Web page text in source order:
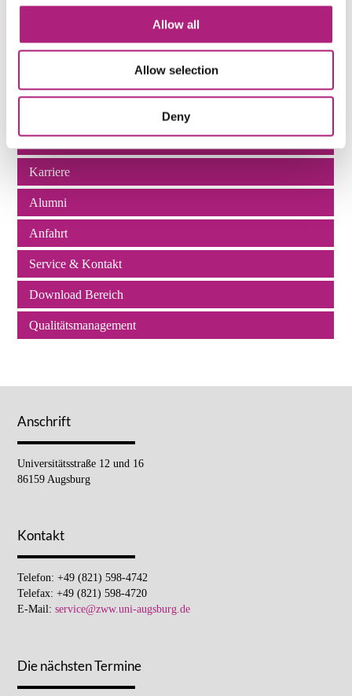
Allow all
Allow selection
Deny
Dozenten
Kooperationspartner
Karriere
Alumni
Anfahrt
Service & Kontakt
Download Bereich
Qualitätsmanagement
Anschrift
Universitätsstraße 12 und 16
86159 Augsburg
Kontakt
Telefon: +49 (821) 598-4742
Telefax: +49 (821) 598-4720
E-Mail:service@zww.uni-augsburg.de
Die nächsten Termine